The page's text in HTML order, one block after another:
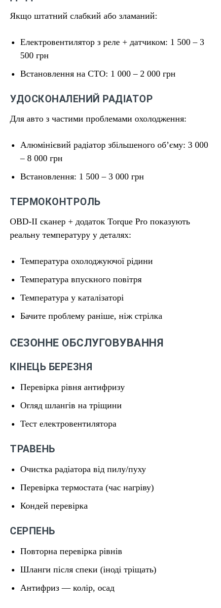
Якщо штатний слабкий або зламаний:
Електровентилятор з реле + датчиком: 1 500 – 3
500 грн
Встановлення на СТО: 1 000 – 2 000 грн
УДОСКОНАЛЕНИЙ РАДІАТОР
Для авто з частими проблемами охолодження:
Алюмінієвий радіатор збільшеного об’єму: 3 000
– 8 000 грн
Встановлення: 1 500 – 3 000 грн
ТЕРМОКОНТРОЛЬ
OBD-II сканер + додаток Torque Pro показують
реальну температуру у деталях:
Температура охолоджуючої рідини
Температура впускного повітря
Температура у каталізаторі
Бачите проблему раніше, ніж стрілка
СЕЗОННЕ ОБСЛУГОВУВАННЯ
КІНЕЦЬ БЕРЕЗНЯ
Перевірка рівня антифризу
Огляд шлангів на тріщини
Тест електровентилятора
ТРАВЕНЬ
Очистка радіатора від пилу/пуху
Перевірка термостата (час нагріву)
Кондей перевірка
СЕРПЕНЬ
Повторна перевірка рівнів
Шланги після спеки (іноді тріщать)
Антифриз — колір, осад